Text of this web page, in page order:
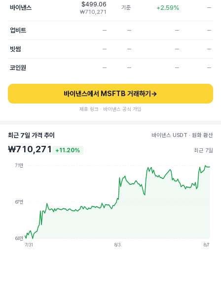
바이낸스 $499.06
₩710,271
기준 +2.59% ─
업비트 ─ ─ ─ ─
빗썸 ─ ─ ─ ─
코인원 ─ ─ ─ ─
바이낸스에서 MSFTB 거래하기 →
제휴 링크 · 바이낸스 공식 가입
최근 7일 가격 추이 바이낸스 USDT · 원화 환산
₩710,271 +11.20% 최근 7일
71만
67만
64만
7/31
8/3 8/7